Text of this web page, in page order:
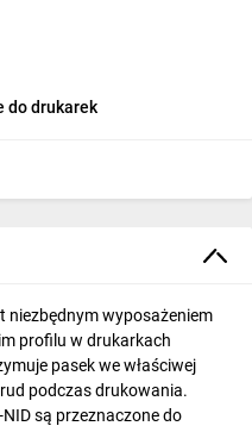
do drukarek
niezbędnym wyposażeniem
profilu w drukarkach
pasek we właściwej
podczas drukowania.
są przeznaczone do